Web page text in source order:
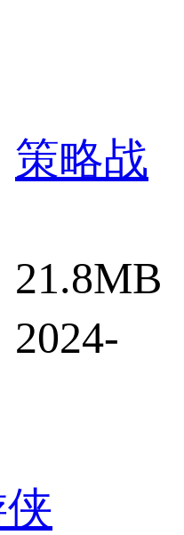
策略战
21.8MB
2024-
侠